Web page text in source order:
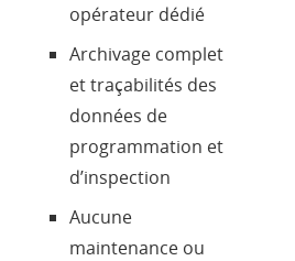
opérateur dédié
Archivage complet
et traçabilités des
données de
programmation et
d’inspection
Aucune
maintenance ou